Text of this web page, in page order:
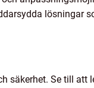
lösningar
säkerhet. Se till att